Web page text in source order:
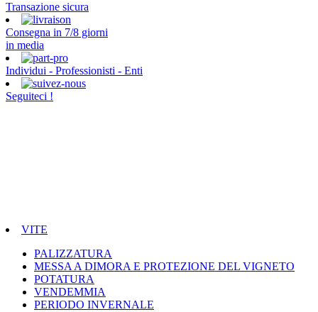
Transazione sicura
Consegna in 7/8 giorni
in media
Individui - Professionisti - Enti
Seguiteci !
VITE
PALIZZATURA
MESSA A DIMORA E PROTEZIONE DEL VIGNETO
POTATURA
VENDEMMIA
PERIODO INVERNALE